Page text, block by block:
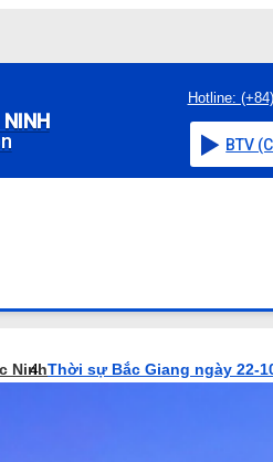
Hotline:
BTV
NinhThời sự Bắc Giang ngày 22-